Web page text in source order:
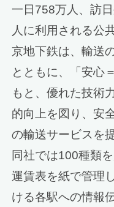
一日758万人、訪
人に利用される公
京地下鉄は、輸送
とともに、「安心
もと、優れた技術
的向上を図り、安
の輸送サービスを
同社では100種類
運賃表を紙で管理
ける各駅への情報